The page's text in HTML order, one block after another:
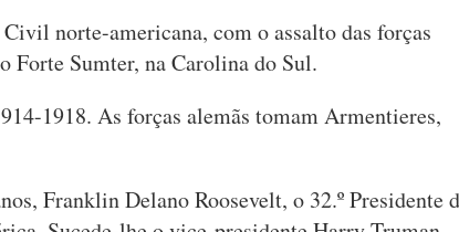
norte-americana, com o assalto das forças
Forte Sumter, na Carolina do Sul.
1918. As forças alemãs tomam Armentieres,
Franklin Delano Roosevelt, o 32.º Presidente